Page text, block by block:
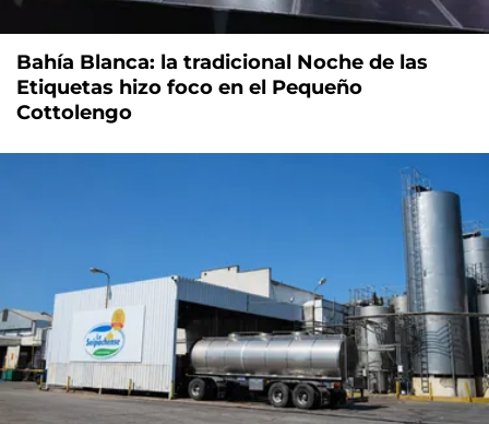
Bahía Blanca: la tradicional Noche de las
Etiquetas hizo foco en el Pequeño
Cottolengo